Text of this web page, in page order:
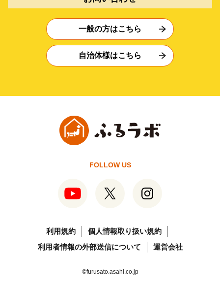
一般の方はこちら
自治体様はこちら
FOLLOW US
利用規約
個人情報取り扱い規約
利用者情報の外部送信について
運営会社
©furusato.asahi.co.jp